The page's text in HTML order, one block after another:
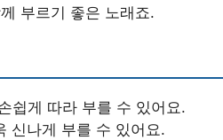
부르기 좋은 노래죠.
쉽게 따라 부를 수 있어요.
신나게 부를 수 있어요.